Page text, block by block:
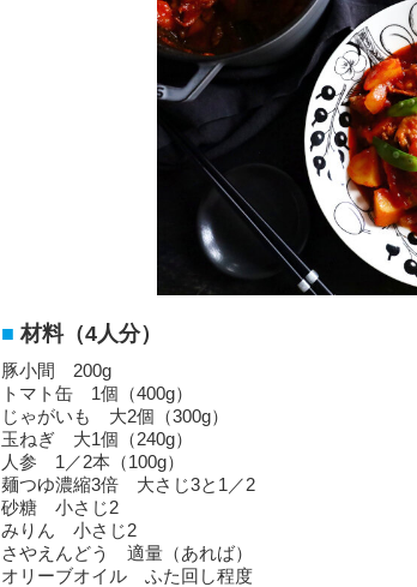
材料（4人分）
豚小間 200g
トマト缶 1個（400g）
じゃがいも 大2個（300g）
玉ねぎ 大1個（240g）
人参 1／2本（100g）
麺つゆ濃縮3倍 大さじ3と1／2
砂糖 小さじ2
みりん 小さじ2
さやえんどう 適量（あれば）
オリーブオイル ふた回し程度